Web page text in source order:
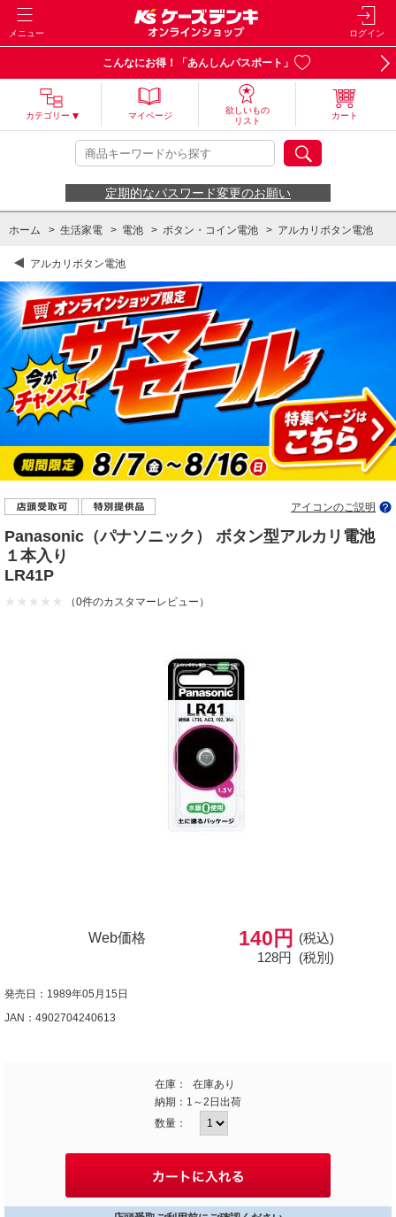
メニュー ログイン
こんなにお得！「あんしんパスポート」
カテゴリー マイページ
欲しいもの
リスト
カート
定期的なパスワード変更のお願い
ホーム > 生活家電 > 電池 > ボタン・コイン電池 > アルカリボタン電池
アルカリボタン電池
アイコンのご説明
Panasonic（パナソニック） ボタン型アルカリ電池
１本入り
LR41P
（0件のカスタマーレビュー）
Web価格 140円
(税込)
128円 (税別)
発売日：1989年05月15日
JAN：4902704240613
在庫：
在庫あり
納期： 1～2日出荷
数量：